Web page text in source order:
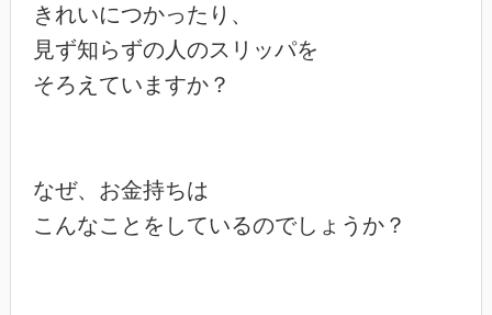
きれいにつかったり、
見ず知らずの人のスリッパを
そろえていますか？
なぜ、お金持ちは
こんなことをしているのでしょうか？